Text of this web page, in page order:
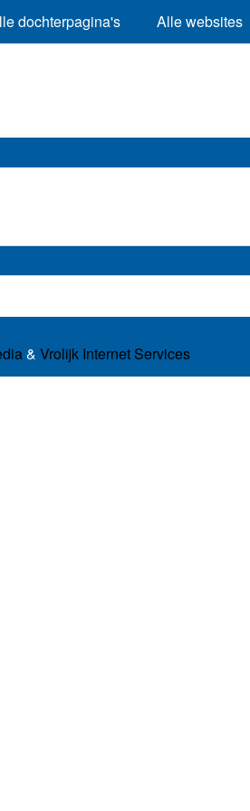
dochterpagina's Alle websites
& Vrolijk Internet Services